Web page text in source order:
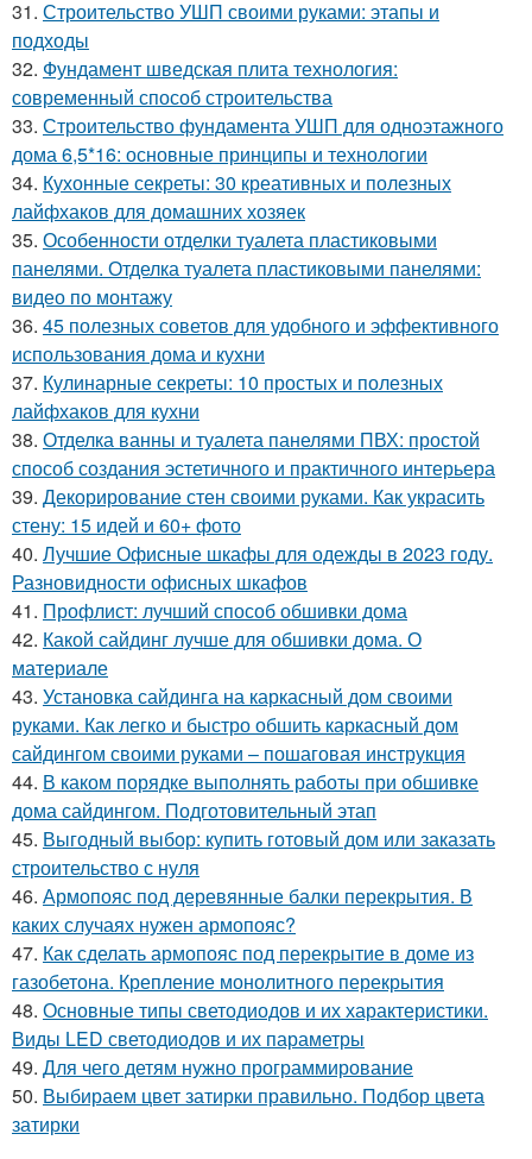
31. Строительство УШП своими руками: этапы и
подходы
32. Фундамент шведская плита технология:
современный способ строительства
33. Строительство фундамента УШП для одноэтажного
дома 6,5*16: основные принципы и технологии
34. Кухонные секреты: 30 креативных и полезных
лайфхаков для домашних хозяек
35. Особенности отделки туалета пластиковыми
панелями. Отделка туалета пластиковыми панелями:
видео по монтажу
36. 45 полезных советов для удобного и эффективного
использования дома и кухни
37. Кулинарные секреты: 10 простых и полезных
лайфхаков для кухни
38. Отделка ванны и туалета панелями ПВХ: простой
способ создания эстетичного и практичного интерьера
39. Декорирование стен своими руками. Как украсить
стену: 15 идей и 60+ фото
40. Лучшие Офисные шкафы для одежды в 2023 году.
Разновидности офисных шкафов
41. Профлист: лучший способ обшивки дома
42. Какой сайдинг лучше для обшивки дома. О
материале
43. Установка сайдинга на каркасный дом своими
руками. Как легко и быстро обшить каркасный дом
сайдингом своими руками – пошаговая инструкция
44. В каком порядке выполнять работы при обшивке
дома сайдингом. Подготовительный этап
45. Выгодный выбор: купить готовый дом или заказать
строительство с нуля
46. Армопояс под деревянные балки перекрытия. В
каких случаях нужен армопояс?
47. Как сделать армопояс под перекрытие в доме из
газобетона. Крепление монолитного перекрытия
48. Основные типы светодиодов и их характеристики.
Виды LED светодиодов и их параметры
49. Для чего детям нужно программирование
50. Выбираем цвет затирки правильно. Подбор цвета
затирки